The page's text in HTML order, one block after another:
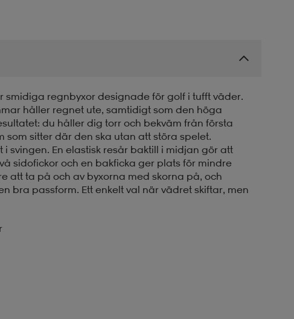
smidiga regnbyxor designade för golf i tufft väder.
håller regnet ute, samtidigt som den höga
du håller dig torr och bekväm från första
som sitter där den ska utan att störa spelet.
svingen. En elastisk resår baktill i midjan gör att
sidofickor och en bakficka ger plats för mindre
att ta på och av byxorna med skorna på, och
bra passform. Ett enkelt val när vädret skiftar, men